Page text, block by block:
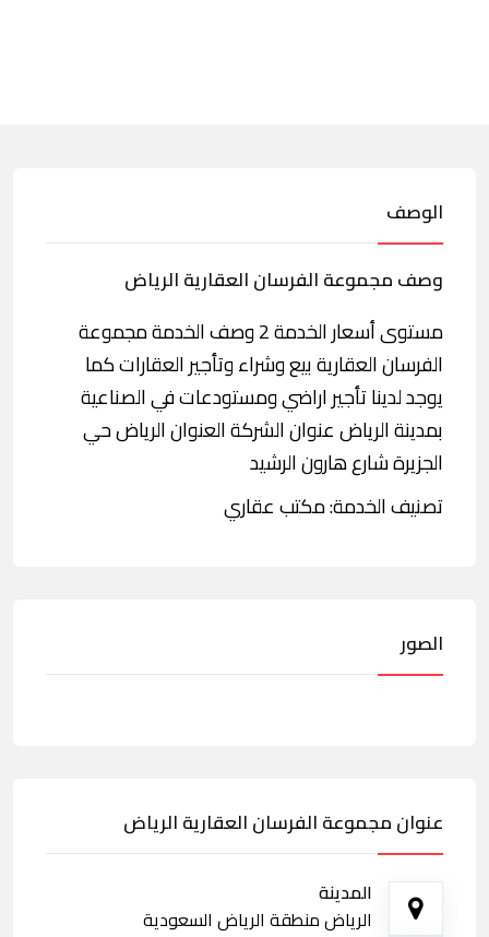
الوصف
وصف مجموعة الفرسان العقارية الرياض
مستوى أسعار الخدمة 2 وصف الخدمة مجموعة
الفرسان العقارية بيع وشراء وتأجير العقارات كما
يوجد لدينا تأجير اراضي ومستودعات في الصناعية
بمدينة الرياض عنوان الشركة العنوان الرياض حي
الجزيرة شارع هارون الرشيد
تصنيف الخدمة: مكتب عقاري
الصور
عنوان مجموعة الفرسان العقارية الرياض
المدينة
الرياض منطقة الرياض السعودية